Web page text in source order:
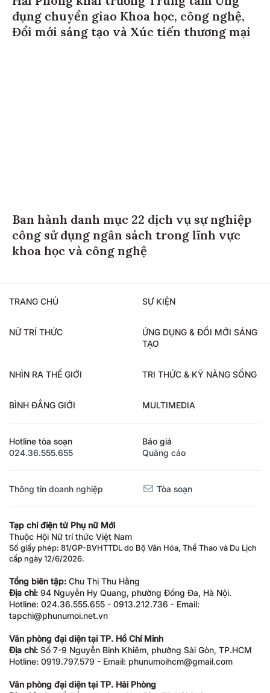
dụng chuyển giao Khoa học, công nghệ,
Đổi mới sáng tạo và Xúc tiến thương mại
Ban hành danh mục 22 dịch vụ sự nghiệp
công sử dụng ngân sách trong lĩnh vực
khoa học và công nghệ
TRANG CHỦ SỰ KIỆN
NỮ TRÍ THỨC
ỨNG DỤNG & ĐỔI MỚI SÁNG
TẠO
NHÌN RA THẾ GIỚI TRI THỨC & KỸ NĂNG SỐNG
BÌNH ĐẲNG GIỚI MULTIMEDIA
Hotline tòa soạn
024.36.555.655
Báo giá
Quảng cáo
Thông tin doanh nghiệp Tòa soạn
Tạp chí điện tử Phụ nữ Mới
Thuộc Hội Nữ trí thức Việt Nam
Số giấy phép: 81/GP-BVHTTDL do Bộ Văn Hóa, Thể Thao và Du Lịch
cấp ngày 12/6/2026.
Tổng biên tập: Chu Thị Thu Hằng
Địa chỉ: 94 Nguyễn Hy Quang, phường Đống Đa, Hà Nội.
Hotline: 024.36.555.655 - 0913.212.736 - Email:
tapchi@phunumoi.net.vn
Văn phòng đại diện tại TP. Hồ Chí Minh
Địa chỉ: Số 7-9 Nguyễn Bỉnh Khiêm, phường Sài Gòn, TP.HCM
Hotline: 0919.797.579 - Email: phunumoihcm@gmail.com
Văn phòng đại diện tại TP. Hải Phòng